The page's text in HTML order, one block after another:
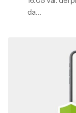
da...